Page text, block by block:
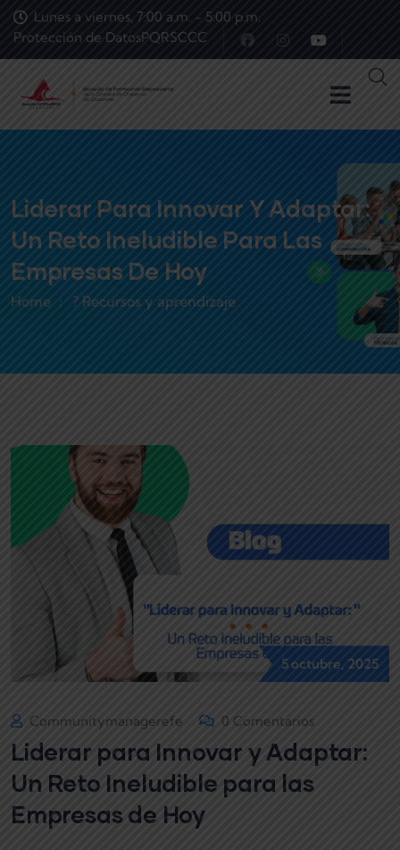
Lunes a viernes, 7:00 a.m. - 5:00 p.m.
Protección de DatosPQRSCCC
Liderar Para Innovar Y Adaptar:
Un Reto Ineludible Para Las
Empresas De Hoy
Home ? Recursos y aprendizaje
5 octubre, 2025
Communitymanagerefe 0 Comentarios
Liderar para Innovar y Adaptar:
Un Reto Ineludible para las
Empresas de Hoy